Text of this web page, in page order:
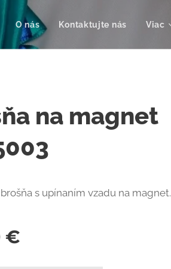
O nás Kontaktujte nás Viac
na magnet
s upínaním vzadu na magnet.
€